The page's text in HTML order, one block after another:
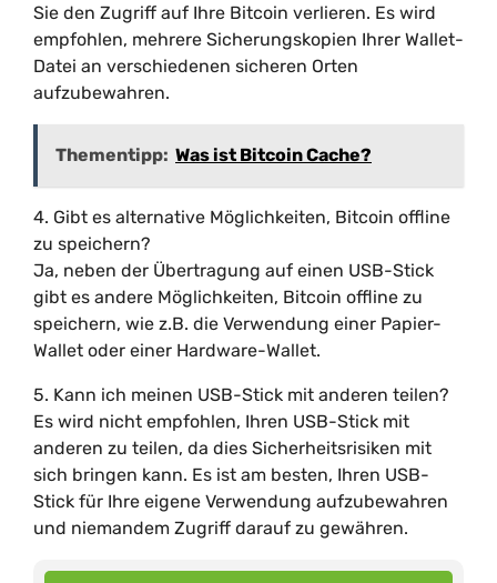
Sie den Zugriff auf Ihre Bitcoin verlieren. Es wird
empfohlen, mehrere Sicherungskopien Ihrer Wallet-
Datei an verschiedenen sicheren Orten
aufzubewahren.
Thementipp: Was ist Bitcoin Cache?
4. Gibt es alternative Möglichkeiten, Bitcoin offline
zu speichern?
Ja, neben der Übertragung auf einen USB-Stick
gibt es andere Möglichkeiten, Bitcoin offline zu
speichern, wie z.B. die Verwendung einer Papier-
Wallet oder einer Hardware-Wallet.
5. Kann ich meinen USB-Stick mit anderen teilen?
Es wird nicht empfohlen, Ihren USB-Stick mit
anderen zu teilen, da dies Sicherheitsrisiken mit
sich bringen kann. Es ist am besten, Ihren USB-
Stick für Ihre eigene Verwendung aufzubewahren
und niemandem Zugriff darauf zu gewähren.